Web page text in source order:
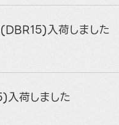
入荷しました
荷しました